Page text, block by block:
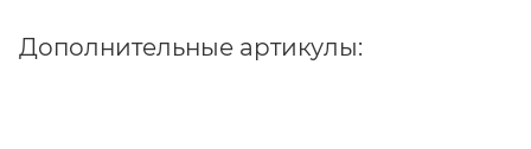
Дополнительные артикулы: